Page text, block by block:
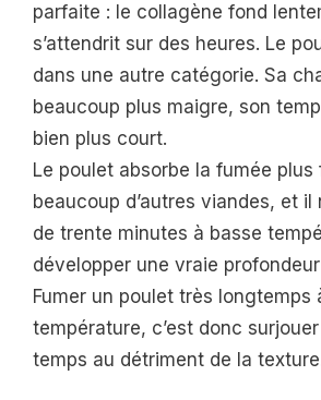
parfaite : le collagène fond
s’attendrit sur des heures. Le
dans une autre catégorie. Sa
beaucoup plus maigre, son
bien plus court.
Le poulet absorbe la fumée
beaucoup d’autres viandes, et il
de trente minutes à basse
développer une vraie
Fumer un poulet très longtemps
température, c’est donc
temps au détriment de la